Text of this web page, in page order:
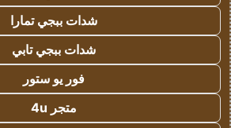
شدات ببجي تمارا
شدات ببجي تابي
فور يو ستور
متجر 4u